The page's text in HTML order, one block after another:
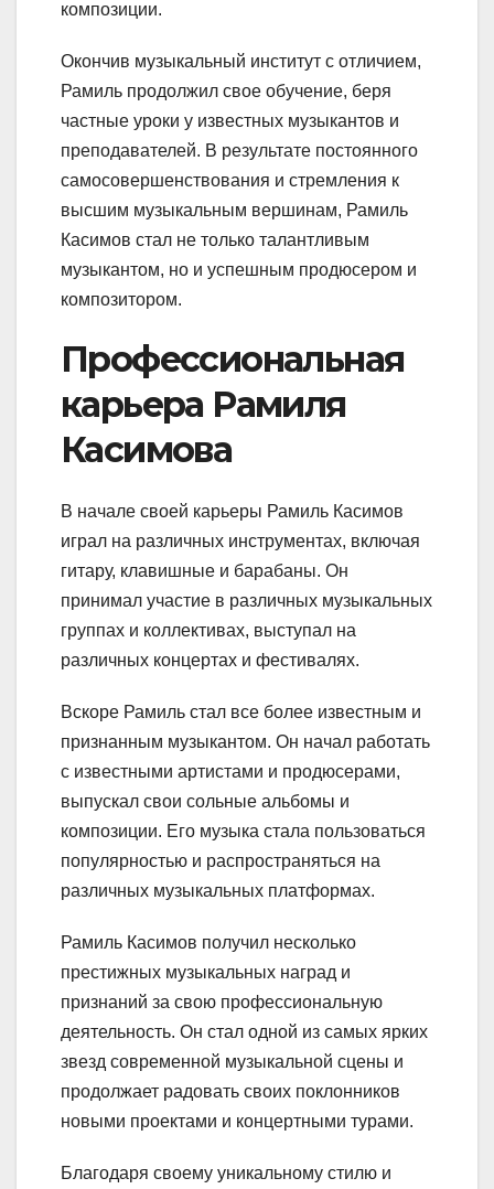
композиции.
Окончив музыкальный институт с отличием,
Рамиль продолжил свое обучение, беря
частные уроки у известных музыкантов и
преподавателей. В результате постоянного
самосовершенствования и стремления к
высшим музыкальным вершинам, Рамиль
Касимов стал не только талантливым
музыкантом, но и успешным продюсером и
композитором.
Профессиональная
карьера Рамиля
Касимова
В начале своей карьеры Рамиль Касимов
играл на различных инструментах, включая
гитару, клавишные и барабаны. Он
принимал участие в различных музыкальных
группах и коллективах, выступал на
различных концертах и фестивалях.
Вскоре Рамиль стал все более известным и
признанным музыкантом. Он начал работать
с известными артистами и продюсерами,
выпускал свои сольные альбомы и
композиции. Его музыка стала пользоваться
популярностью и распространяться на
различных музыкальных платформах.
Рамиль Касимов получил несколько
престижных музыкальных наград и
признаний за свою профессиональную
деятельность. Он стал одной из самых ярких
звезд современной музыкальной сцены и
продолжает радовать своих поклонников
новыми проектами и концертными турами.
Благодаря своему уникальному стилю и